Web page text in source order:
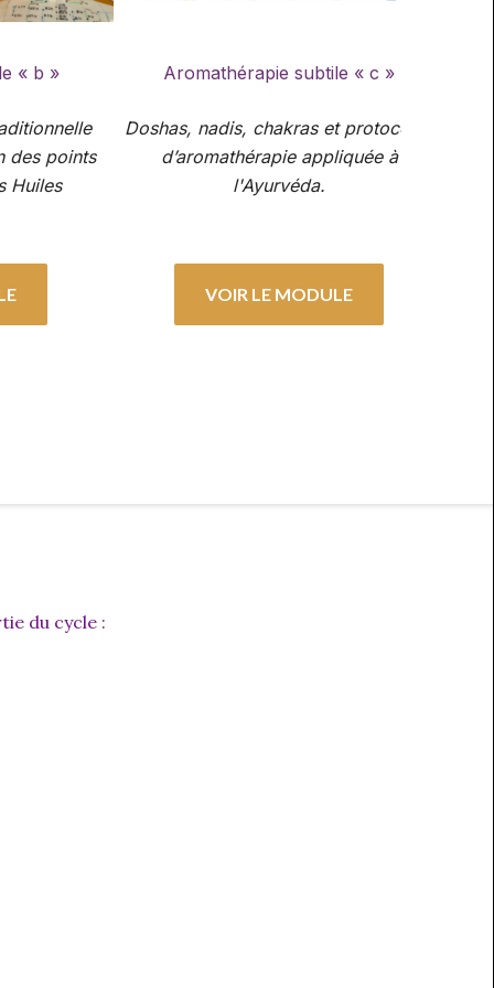
« b »
des points
Huiles
Aromathérapie subtile « c »
Doshas, nadis, chakras et protocoles
d’aromathérapie appliquée à
l'Ayurvéda.
VOIR LE MODULE
du cycle :